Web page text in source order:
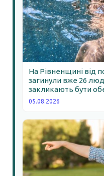
На Рівненщині від
загинули вже 26
закликають бути
05.08.2026